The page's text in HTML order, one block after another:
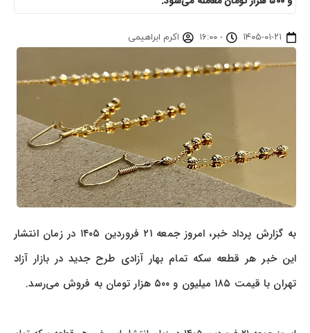
۱۴۰۵-۰۱-۲۱ - ۱۶:۰۰ اکرم ابراهیمی
به گزارش پرداد خبر، امروز جمعه ۲۱ فروردین ۱۴۰۵ در زمان انتشار
این خبر هر قطعه سکه تمام بهار آزادی طرح جدید در بازار آزاد
تهران با قیمت ۱۸۵ میلیون و ۵۰۰ هزار تومان به فروش می‌رسد.